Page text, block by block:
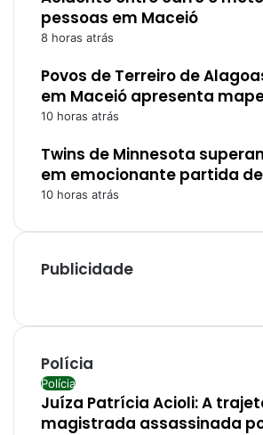
pessoas em Maceió
8 horas atrás
Povos de Terreiro de
em Maceió apresenta
10 horas atrás
Twins de Minnesota
em emocionante partida
10 horas atrás
Publicidade
Polícia
Polícia
Juíza Patrícia Acioli: A
magistrada assassinada